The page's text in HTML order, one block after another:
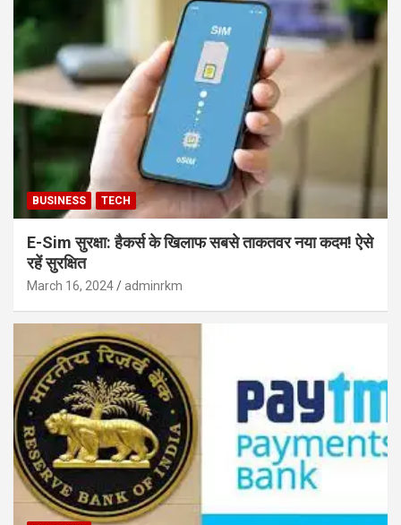
BUSINESS TECH
E-Sim सुरक्षा: हैकर्स के खिलाफ सबसे ताकतवर नया कदम! ऐसे
रहें सुरक्षित
March 16, 2024 adminrkm